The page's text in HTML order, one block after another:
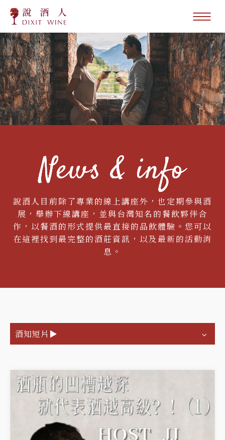
說酒人目前除了專業的線上講座外，也定期參與酒
展，舉辦下線講座，並與台灣知名的餐飲夥伴合
作，以餐酒的形式提供最直接的品飲體驗。您可以
在這裡找到最完整的酒莊資訊，以及最新的活動消
息。
酒知短片▶️